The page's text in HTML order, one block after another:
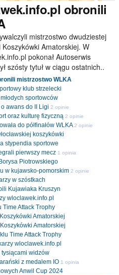
obronili
mistrzostwo dwudziestej
Koszykówki Amatorskiej. W
pokonał Autoserwis
szósty tytuł w ciągu ostatnich..
mistrzostwo WLKA
klub strzelecki
sportowców
awans do II Ligi 2 opinie
oraz kulturę fizyczną 2 opinie
do półfinałów WLKA 2 opinie
koszykówki
stypendia sportowe
pierwszy mecz 1 opinia
Piotrowskiego
w kujawsko-pomorskim 2 opinie
w szóstkach
Kujawiaka Kruszyn
wloclawek.info.pl
Time Attack Trophy
Amatorskiej
Amatorskiej
Time Attack Trophy
wloclawek.info.pl
tysiącami widzów
z medalem IO 1 opinia
Anwil Cup 2024